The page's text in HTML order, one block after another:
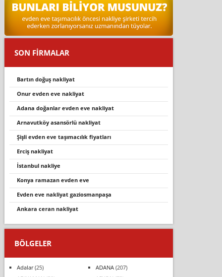
SON FİRMALAR
bartın doğuş nakliyat
onur evden eve nakliyat
adana doğanlar evden eve nakliyat
arnavutköy asansörlü nakliyat
şişli evden eve taşımacılık fiyatları
erciş nakliyat
i̇stanbul nakli̇ye
konya ramazan evden eve
evden eve nakliyat gaziosmanpaşa
ankara ceran nakliyat
BÖLGELER
Adalar(25) ADANA(207)